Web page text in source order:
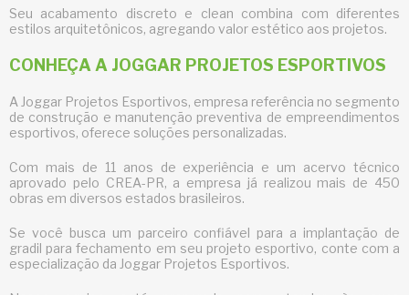
Seu acabamento discreto e clean combina com diferentes
estilos arquitetônicos, agregando valor estético aos projetos.
CONHEÇA A JOGGAR PROJETOS ESPORTIVOS
A Joggar Projetos Esportivos, empresa referência no segmento
de construção e manutenção preventiva de empreendimentos
esportivos, oferece soluções personalizadas.
Com mais de 11 anos de experiência e um acervo técnico
aprovado pelo CREA-PR, a empresa já realizou mais de 450
obras em diversos estados brasileiros.
Se você busca um parceiro confiável para a implantação de
gradil para fechamento em seu projeto esportivo, conte com a
especialização da Joggar Projetos Esportivos.